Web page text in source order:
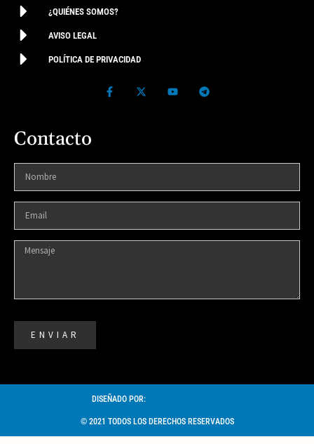
¿QUIÉNES SOMOS?
AVISO LEGAL
POLÍTICA DE PRIVACIDAD
Contacto
ENVIAR
DISEÑADO POR:
© 2021 TODOS LOS DERECHOS RESERVADOS